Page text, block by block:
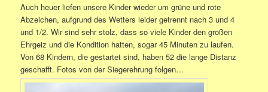
Auch heuer liefen unsere Kinder wieder um grüne und rote
Abzeichen, aufgrund des Wetters leider getrennt nach 3 und 4
und 1/2. Wir sind sehr stolz, dass so viele Kinder den großen
Ehrgeiz und die Kondition hatten, sogar 45 Minuten zu laufen.
Von 68 Kindern, die gestartet sind, haben 52 die lange Distanz
geschafft. Fotos von der Siegerehrung folgen…